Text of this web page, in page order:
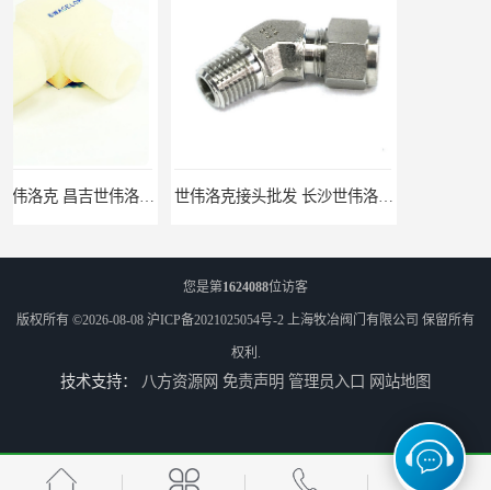
世伟洛克接头批发 长沙世伟洛克接头 耐高温高压
世伟洛克SS-10M0-1-8卡套接头部分现货
您是第1624088位访客
版权所有 ©2026-08-08 沪ICP备2021025054号-2 上海牧冶阀门有限公司 保留所有
权利.
技术支持： 八方资源网 免责声明 管理员入口 网站地图